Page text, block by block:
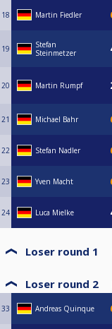
18 Martin Fiedler
19
Stefan
Steinmetzer
20 Martin Rumpf
21 Michael Bahr
22 Stefan Nadler
23 Yven Macht
24 Luca Mielke
Loser round 1
Loser round 2
33 Andreas Quinque